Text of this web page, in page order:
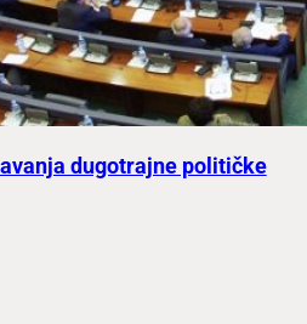
dugotrajne političke